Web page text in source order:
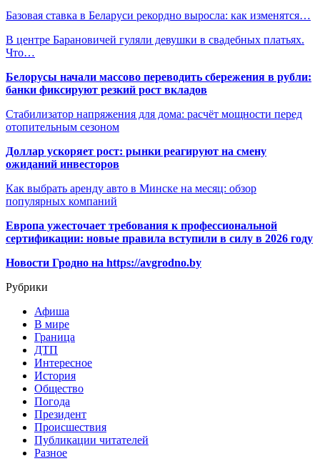
Базовая ставка в Беларуси рекордно выросла: как изменятся…
В центре Барановичей гуляли девушки в свадебных платьях.
Что…
Белорусы начали массово переводить сбережения в рубли:
банки фиксируют резкий рост вкладов
Стабилизатор напряжения для дома: расчёт мощности перед
отопительным сезоном
Доллар ускоряет рост: рынки реагируют на смену
ожиданий инвесторов
Как выбрать аренду авто в Минске на месяц: обзор
популярных компаний
Европа ужесточает требования к профессиональной
сертификации: новые правила вступили в силу в 2026 году
Новости Гродно на https://avgrodno.by
Рубрики
Афиша
В мире
Граница
ДТП
Интересное
История
Общество
Погода
Президент
Происшествия
Публикации читателей
Разное